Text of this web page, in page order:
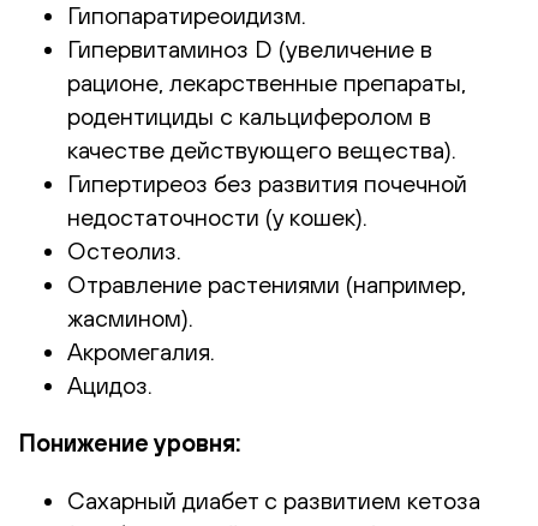
Гипопаратиреоидизм.
Гипервитаминоз D (увеличение в
рационе, лекарственные препараты,
родентициды с кальциферолом в
качестве действующего вещества).
Гипертиреоз без развития почечной
недостаточности (у кошек).
Остеолиз.
Отравление растениями (например,
жасмином).
Акромегалия.
Ацидоз.
Понижение уровня:
Сахарный диабет с развитием кетоза